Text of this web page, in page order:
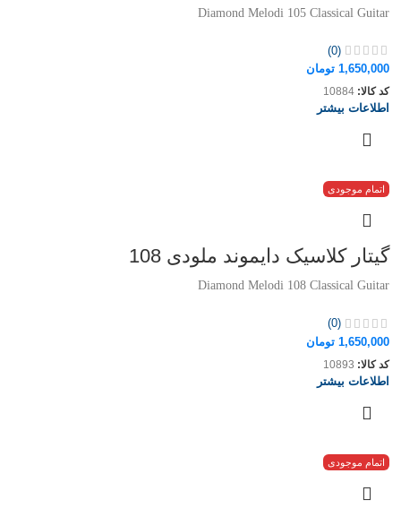
Diamond Melodi 105 Classical Guitar
(0)
1,650,000 تومان
کد کالا: 10884
اطلاعات بیشتر
اتمام موجودی
گیتار کلاسیک دایموند ملودی 108
Diamond Melodi 108 Classical Guitar
(0)
1,650,000 تومان
کد کالا: 10893
اطلاعات بیشتر
اتمام موجودی